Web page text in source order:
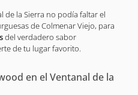
de la Sierra no podía faltar el
de Colmenar Viejo, para
del verdadero sabor
de tu lugar favorito.
en el Ventanal de la